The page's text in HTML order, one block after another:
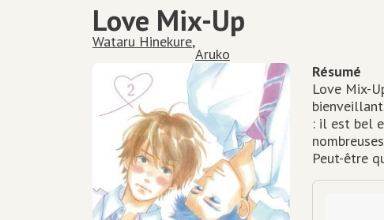
Love Mix-Up
Scénariste
Wataru Hinekure,
Illustrateur
Aruko
Résumé
Love Mix-
: il est bel
Peut-être